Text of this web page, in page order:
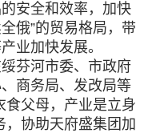
安全和效率，加快
俄”的贸易格局，带
业加快发展。
芬河市委、市政府
商务局、发改局等
食父母，产业是立身
，协助天府盛集团加